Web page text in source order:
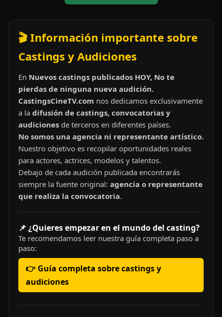
🎬 Información importante sobre
Castings y Audiciones
En Nuevos castings publicados HOY, No te
pierdas de ninguna nueva audición.
CastingsCineTV.com nos dedicamos exclusivamente
a la difusión de castings, convocatorias y
audiciones de terceros en diferentes países.
No somos una agencia ni representante artístico.
Nuestro objetivo es recopilar oportunidades reales
para actores, actrices, modelos y talentos.
Debajo de cada audición publicada encontrarás
siempre la fuente original: agencia o representante
que realiza la convocatoria.
📌 ¿Quieres empezar en el mundo del casting?
Te recomendamos leer nuestra guía completa paso a
paso:
👉 Guía completa sobre castings y
audiciones